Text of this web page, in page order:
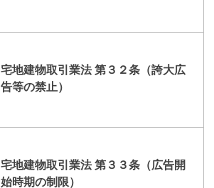
宅地建物取引業法 第３２条（誇大広
告等の禁止）
宅地建物取引業法 第３３条（広告開
始時期の制限）